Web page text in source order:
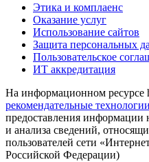
Этика и комплаенс
Оказание услуг
Использование сайтов
Защита персональных
Пользовательское
ИТ аккредитация
На информационном ресурсе
рекомендательные технологии
предоставления информации
и анализа сведений,
пользователей сети
Российской Федерации)